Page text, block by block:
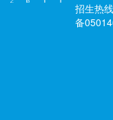
招生热
备